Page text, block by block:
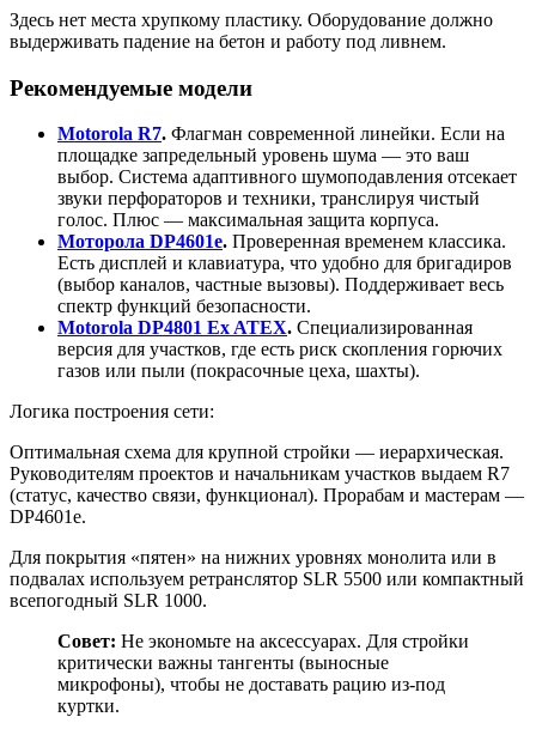
Здесь нет места хрупкому пластику. Оборудование должно
выдерживать падение на бетон и работу под ливнем.
Рекомендуемые модели
Motorola R7. Флагман современной линейки. Если на
площадке запредельный уровень шума — это ваш
выбор. Система адаптивного шумоподавления отсекает
звуки перфораторов и техники, транслируя чистый
голос. Плюс — максимальная защита корпуса.
Моторола DP4601e. Проверенная временем классика.
Есть дисплей и клавиатура, что удобно для бригадиров
(выбор каналов, частные вызовы). Поддерживает весь
спектр функций безопасности.
Motorola DP4801 Ex ATEX. Специализированная
версия для участков, где есть риск скопления горючих
газов или пыли (покрасочные цеха, шахты).
Логика построения сети:
Оптимальная схема для крупной стройки — иерархическая.
Руководителям проектов и начальникам участков выдаем R7
(статус, качество связи, функционал). Прорабам и мастерам —
DP4601e.
Для покрытия «пятен» на нижних уровнях монолита или в
подвалах используем ретранслятор SLR 5500 или компактный
всепогодный SLR 1000.
Совет: Не экономьте на аксессуарах. Для стройки
критически важны тангенты (выносные
микрофоны), чтобы не доставать рацию из-под
куртки.